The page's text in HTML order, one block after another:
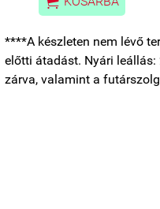
****A készleten nem lévő
előtti átadást. Nyári
zárva, valamint a